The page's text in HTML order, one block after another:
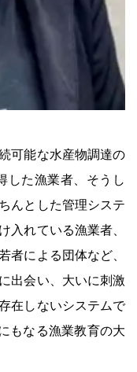
可能な水産物調達の
した漁業者、そうし
んとした管理システ
入れている漁業者、
者による団体など、
出会い、大いに刺激
在しないシステムで
もなる漁業教育の大